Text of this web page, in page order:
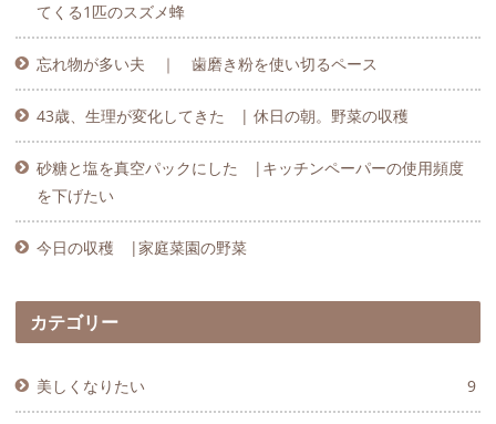
てくる1匹のスズメ蜂
忘れ物が多い夫 ｜ 歯磨き粉を使い切るペース
43歳、生理が変化してきた | 休日の朝。野菜の収穫
砂糖と塩を真空パックにした |キッチンペーパーの使用頻度
を下げたい
今日の収穫 |家庭菜園の野菜
カテゴリー
美しくなりたい 9